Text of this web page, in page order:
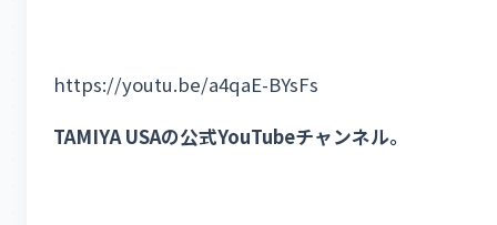
https://youtu.be/a4qaE-BYsFs
TAMIYA USAの公式YouTubeチャンネル。